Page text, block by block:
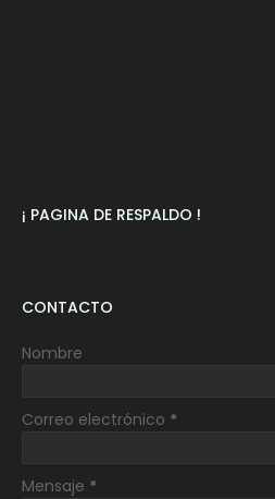
¡ PAGINA DE RESPALDO !
CONTACTO
Nombre
Correo electrónico *
Mensaje *